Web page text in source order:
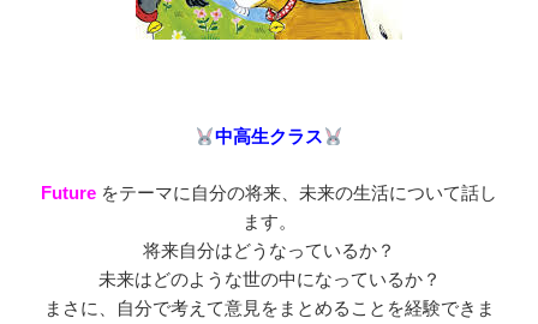
中高生クラス
Future をテーマに自分の将来、未来の生活について話し
ます。
将来自分はどうなっているか？
未来はどのような世の中になっているか？
まさに、自分で考えて意見をまとめることを経験できま